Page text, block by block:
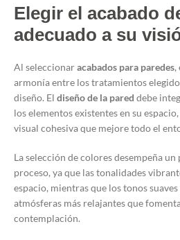
Elegir el acabado
adecuado a su
Al seleccionaracabados para paredes,
armonía entre los tratamientos
diseño. El diseño de la pared debe
los elementos existentes en su
visual cohesiva que mejore todo el
La selección de colores desempeña
proceso, ya que las tonalidades
espacio, mientras que los tonos
atmósferas más relajantes que
contemplación.